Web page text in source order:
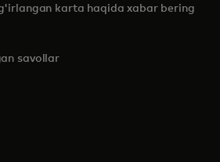
karta haqida xabar bering
savollar
tab